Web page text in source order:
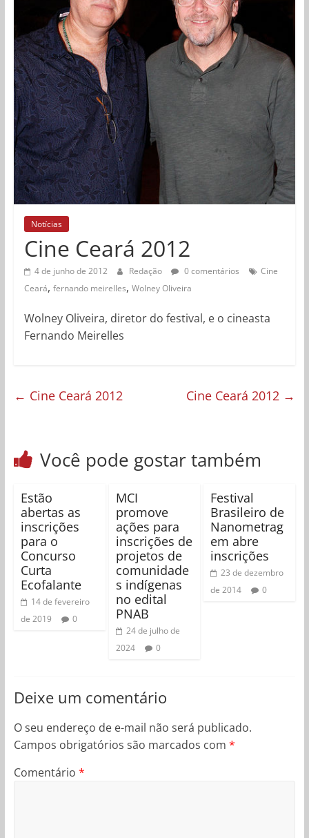
Notícias
Cine Ceará 2012
4 de junho de 2012 Redação 0 comentários
Cine
Ceará, fernando meirelles, Wolney Oliveira
Wolney Oliveira, diretor do festival, e o cineasta
Fernando Meirelles
← Cine Ceará 2012 Cine Ceará 2012 →
Você pode gostar também
Estão
abertas as
inscrições
para o
Concurso
Curta
Ecofalante
14 de fevereiro
de 2019
0
MCI
promove
ações para
inscrições de
projetos de
comunidade
s indígenas
no edital
PNAB
24 de julho de
2024
0
Festival
Brasileiro de
Nanometrag
em abre
inscrições
23 de dezembro
de 2014
0
Deixe um comentário
O seu endereço de e-mail não será publicado.
Campos obrigatórios são marcados com *
Comentário *